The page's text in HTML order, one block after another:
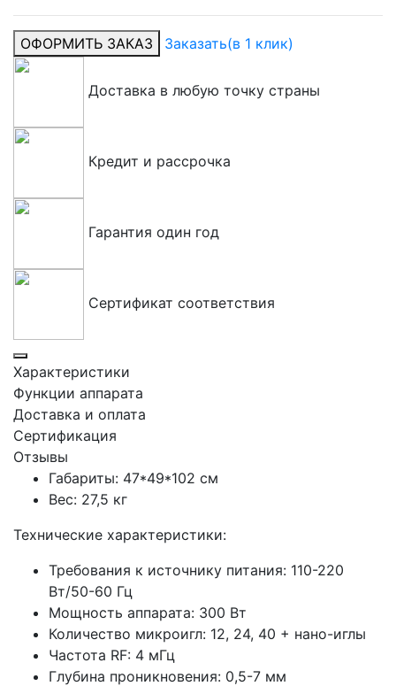
ОФОРМИТЬ ЗАКАЗ Заказать(в 1 клик)
Доставка в любую точку страны
Кредит и рассрочка
Гарантия один год
Сертификат соответствия
Характеристики
Функции аппарата
Доставка и оплата
Сертификация
Отзывы
Габариты: 47*49*102 см
Вес: 27,5 кг
Технические характеристики:
Требования к источнику питания: 110-220
Вт/50-60 Гц
Мощность аппарата: 300 Вт
Количество микроигл: 12, 24, 40 + нано-иглы
Частота RF: 4 мГц
Глубина проникновения: 0,5-7 мм